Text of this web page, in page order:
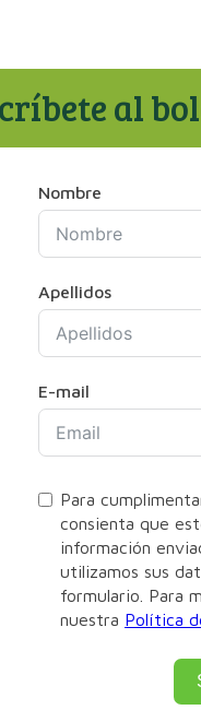
al
Nombre
Apellidos
E-mail
Para
consienta que
información
utilizamos sus
formulario. Para
nuestra Política